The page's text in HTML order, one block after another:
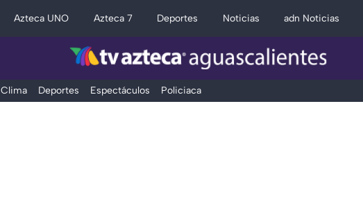
Azteca UNO Azteca 7 Deportes Noticias adn Noticias
Clima Deportes Espectáculos Policiaca